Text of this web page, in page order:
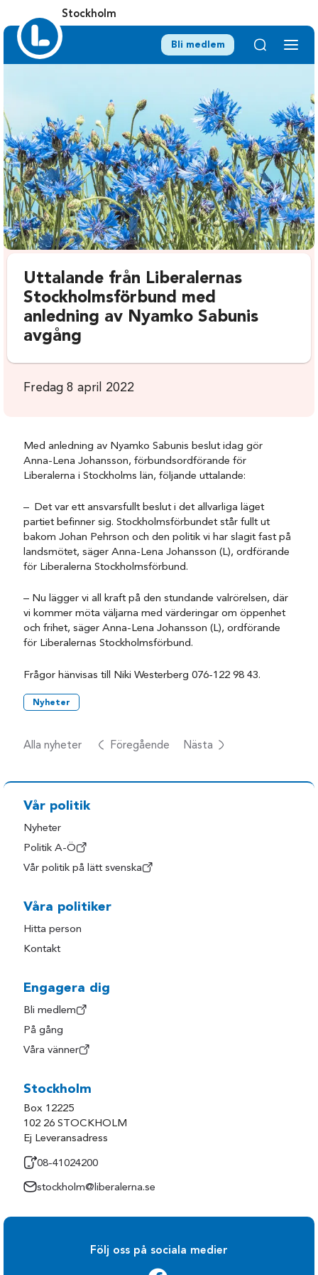
Stockholm
Bli medlem
Uttalande från Liberalernas
Stockholmsförbund med
anledning av Nyamko Sabunis
avgång
Fredag 8 april 2022
Med anledning av Nyamko Sabunis beslut idag gör
Anna-Lena Johansson, förbundsordförande för
Liberalerna i Stockholms län, följande uttalande:
– Det var ett ansvarsfullt beslut i det allvarliga läget
partiet befinner sig. Stockholmsförbundet står fullt ut
bakom Johan Pehrson och den politik vi har slagit fast på
landsmötet, säger Anna-Lena Johansson (L), ordförande
för Liberalerna Stockholmsförbund.
– Nu lägger vi all kraft på den stundande valrörelsen, där
vi kommer möta väljarna med värderingar om öppenhet
och frihet, säger Anna-Lena Johansson (L), ordförande
för Liberalernas Stockholmsförbund.
Frågor hänvisas till Niki Westerberg 076-122 98 43.
Nyheter
Alla nyheter Föregående Nästa
Vår politik
Nyheter
Politik A-Ö
Vår politik på lätt svenska
Våra politiker
Hitta person
Kontakt
Engagera dig
Bli medlem
På gång
Våra vänner
Stockholm
Box 12225
102 26 STOCKHOLM
Ej Leveransadress
08-41024200
stockholm@liberalerna.se
Följ oss på sociala medier